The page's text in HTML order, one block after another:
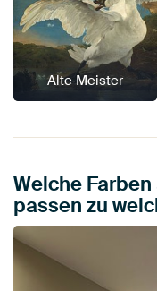
Alte Meister
Welche
passen zu